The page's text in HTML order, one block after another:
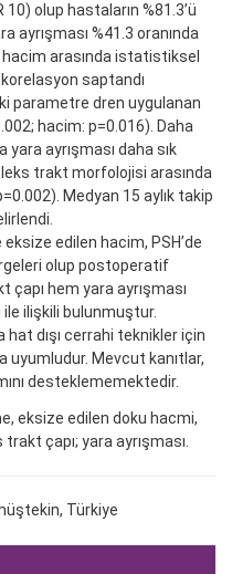
10) olup hastaların %81.3’ü
ayrışması %41.3 oranında
arasında istatistiksel
saptandı
parametre dren uygulanan
hacim: p=0.016). Daha
ayrışması daha sık
trakt morfolojisi arasında
Medyan 15 aylık takip
eksize edilen hacim, PSH’de
olup postoperatif
hem yara ayrışması
ilişkili bulunmuştur.
dışı cerrahi teknikler için
uyumludur. Mevcut kanıtlar,
desteklememektedir.
eksize edilen doku hacmi,
çapı; yara ayrışması.
Türkiye